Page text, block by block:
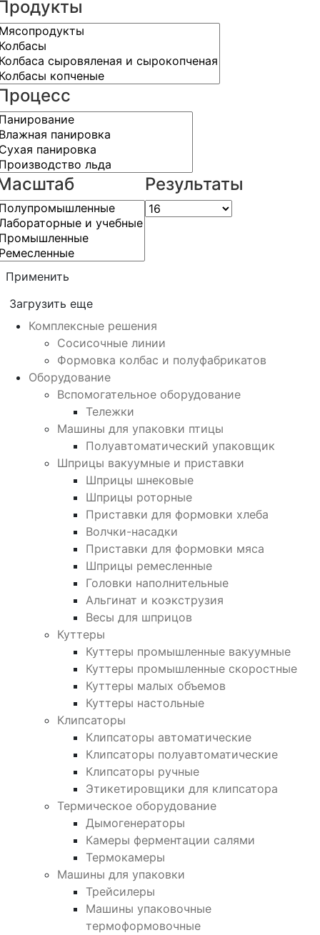
Результаты
Применить
Загрузить еще
Комплексные решения
Сосисочные линии
Формовка колбас и полуфабрикатов
Оборудование
Вспомогательное оборудование
Тележки
Машины для упаковки птицы
Полуавтоматический упаковщик
Шприцы вакуумные и приставки
Шприцы шнековые
Шприцы роторные
Приставки для формовки хлеба
Волчки-насадки
Приставки для формовки мяса
Шприцы ремесленные
Головки наполнительные
Альгинат и коэкструзия
Весы для шприцов
Куттеры
Куттеры промышленные вакуумные
Куттеры промышленные скоростные
Куттеры малых объемов
Куттеры настольные
Клипсаторы
Клипсаторы автоматические
Клипсаторы полуавтоматические
Клипсаторы ручные
Этикетировщики для клипсатора
Термическое оборудование
Дымогенераторы
Камеры ферментации салями
Термокамеры
Машины для упаковки
Трейсилеры
Машины упаковочные
термоформовочные